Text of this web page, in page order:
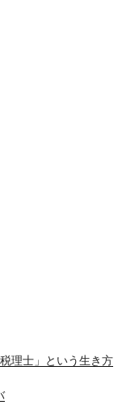
理士」という生き方